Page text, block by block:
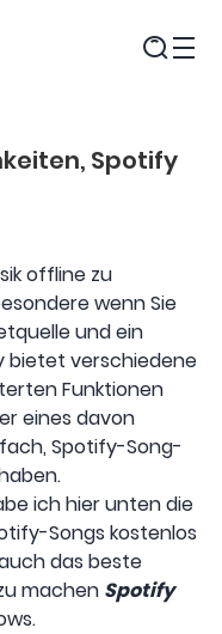
Spotify
offline zu
wenn Sie
und ein
bietet verschiedene
Funktionen
eines davon
Spotify-Song-
ich hier unten die
Songs kostenlos
das beste
machen Spotify